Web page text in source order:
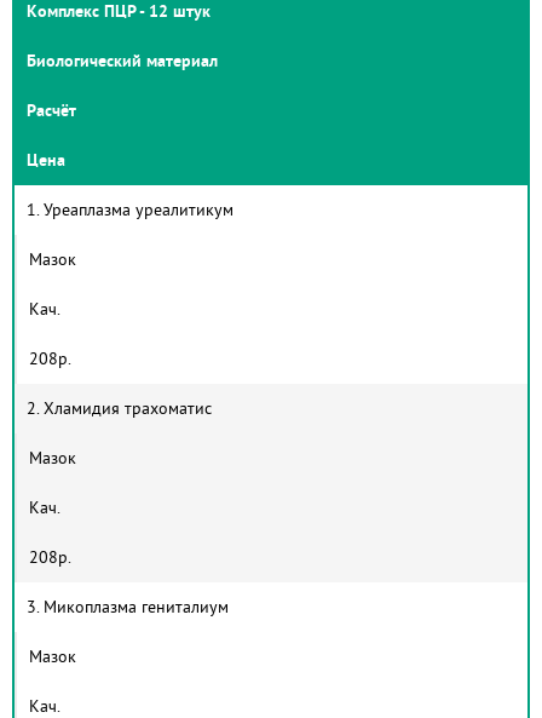
Комплекс ПЦР - 12 штук
Биологический материал
Расчёт
Цена
1. Уреаплазма уреалитикум
Мазок
Кач.
208р.
2. Хламидия трахоматис
Мазок
Кач.
208р.
3. Микоплазма гениталиум
Мазок
Кач.